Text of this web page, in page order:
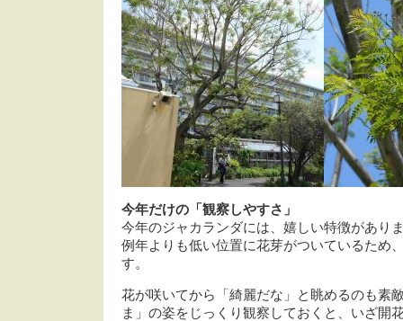
今年だけの「観察しやすさ」
今年のジャカランダには、嬉しい特徴があり
例年よりも低い位置に花芽がついているため
す。
花が咲いてから「綺麗だな」と眺めるのも素
ま」の姿をじっくり観察しておくと、いざ開